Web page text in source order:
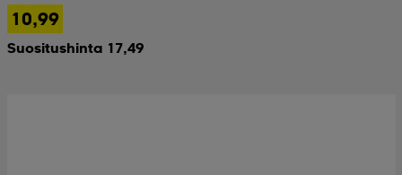
10,99
Suositushinta 17,49